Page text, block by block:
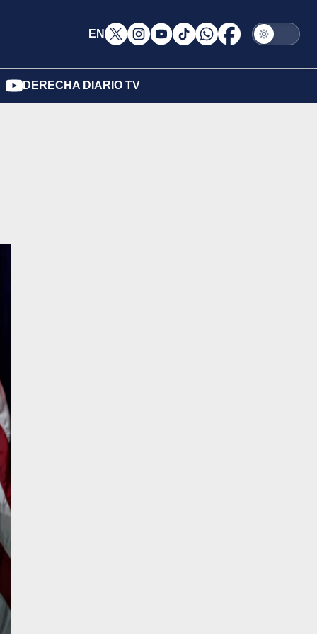
EN
DERECHA DIARIO TV